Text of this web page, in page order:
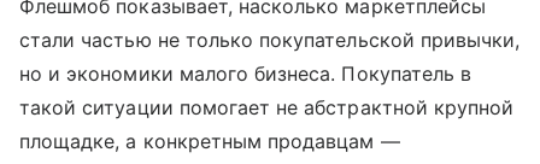
Флешмоб показывает, насколько маркетплейсы
стали частью не только покупательской привычки,
но и экономики малого бизнеса. Покупатель в
такой ситуации помогает не абстрактной крупной
площадке, а конкретным продавцам —